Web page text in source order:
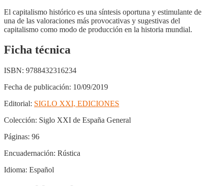
El capitalismo histórico es una síntesis oportuna y estimulante de
una de las valoraciones más provocativas y sugestivas del
capitalismo como modo de producción en la historia mundial.
Ficha técnica
ISBN: 9788432316234
Fecha de publicación: 10/09/2019
Editorial: SIGLO XXI, EDICIONES
Colección: Siglo XXI de España General
Páginas: 96
Encuadernación: Rústica
Idioma: Español